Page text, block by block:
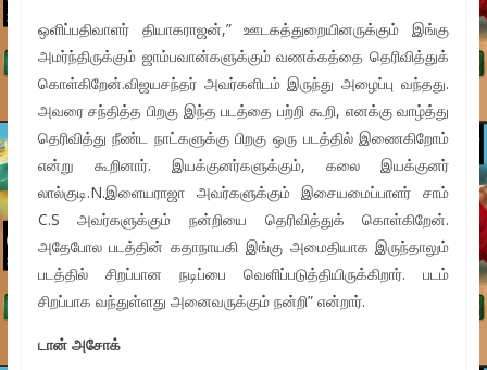
ஒளிப்பதிவாளர் தியாகராஜன்,” ஊடகத்துறையினருக்கும் இங்கு
அமர்ந்திருக்கும் ஜாம்பவான்களுக்கும் வணக்கத்தை தெரிவித்துக்
கொள்கிறேன்.விஜயசந்தர் அவர்களிடம் இருந்து அழைப்பு வந்தது.
அவரை சந்தித்த பிறகு இந்த படத்தை பற்றி கூறி, எனக்கு வாழ்த்து
தெரிவித்து நீண்ட நாட்களுக்கு பிறகு ஒரு படத்தில் இணைகிறோம்
என்று கூறினார். இயக்குனர்களுக்கும், கலை இயக்குனர்
லால்குடி.N.இளையராஜா அவர்களுக்கும் இசையமைப்பாளர் சாம்
C.S அவர்களுக்கும் நன்றியை தெரிவித்துக் கொள்கிறேன்.
அதேபோல படத்தின் கதாநாயகி இங்கு அமைதியாக இருந்தாலும்
படத்தில் சிறப்பான நடிப்பை வெளிப்படுத்தியிருக்கிறார். படம்
சிறப்பாக வந்துள்ளது அனைவருக்கும் நன்றி” என்றார்.
டான் அசோக்